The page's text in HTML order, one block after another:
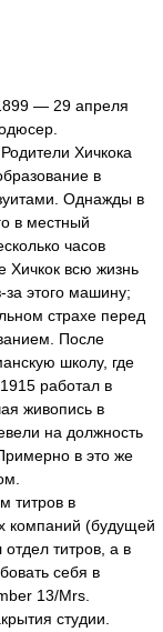
— 29 апреля
Хичкока
в
Однажды в
в местный
часов
Хичкок всю жизнь
за этого машину;
страхе перед
После
школу, где
работал в
живопись в
на должность
в это же
титров в
компаний (будущей
титров, а в
себя в
13/Mrs.
студии.